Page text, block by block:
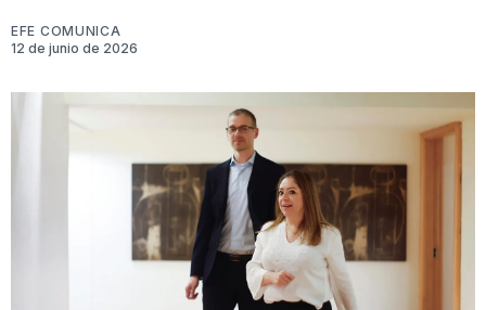
EFE COMUNICA
12 de junio de 2026